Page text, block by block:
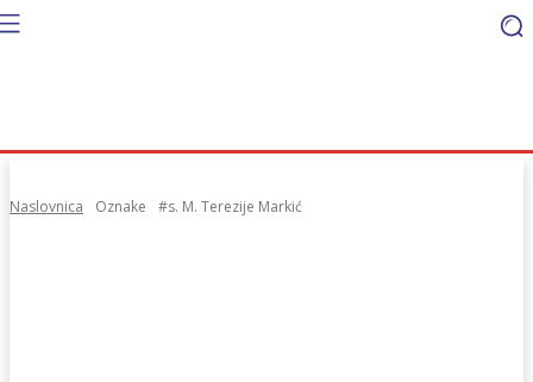
Naslovnica Oznake #s. M. Terezije Markić